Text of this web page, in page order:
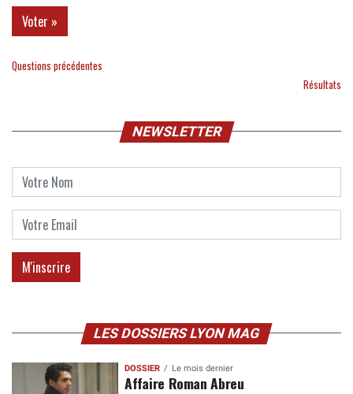
Questions précédentes
Résultats
NEWSLETTER
LES DOSSIERS LYON MAG
DOSSIER Le mois dernier
Affaire Roman Abreu